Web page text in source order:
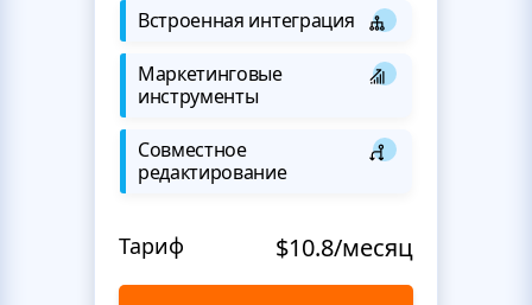
Встроенная интеграция
Маркетинговые
инструменты
Совместное
редактирование
Тариф $10.8/месяц